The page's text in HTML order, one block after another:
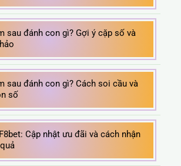
sau đánh con gì? Gợi ý cặp số và
sau đánh con gì? Cách soi cầu và
số
Cập nhật ưu đãi và cách nhận